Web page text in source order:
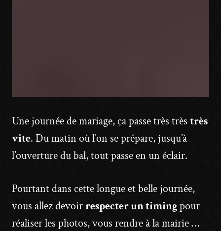
Une journée de mariage, ça passe très très très
vite. Du matin où l’on se prépare, jusqu’à
l’ouverture du bal, tout passe en un éclair.
Pourtant dans cette longue et belle journée,
vous allez devoirrespecter un timingpour
réaliser les photos, vous rendre à la mairie …